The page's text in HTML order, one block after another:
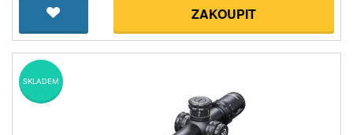
ZAKOUPIT
SKLADEM